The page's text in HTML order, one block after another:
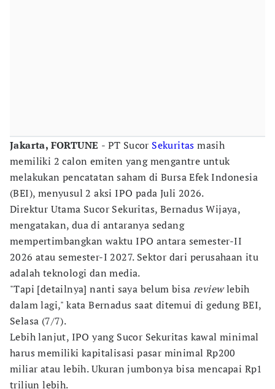
Jakarta, FORTUNE - PT Sucor Sekuritas masih
memiliki 2 calon emiten yang mengantre untuk
melakukan pencatatan saham di Bursa Efek Indonesia
(BEI), menyusul 2 aksi IPO pada Juli 2026.
Direktur Utama Sucor Sekuritas, Bernadus Wijaya,
mengatakan, dua di antaranya sedang
mempertimbangkan waktu IPO antara semester-II
2026 atau semester-I 2027. Sektor dari perusahaan itu
adalah teknologi dan media.
"Tapi [detailnya] nanti saya belum bisa reviewlebih
dalam lagi," kata Bernadus saat ditemui di gedung BEI,
Selasa (7/7).
Lebih lanjut, IPO yang Sucor Sekuritas kawal minimal
harus memiliki kapitalisasi pasar minimal Rp200
miliar atau lebih. Ukuran jumbonya bisa mencapai Rp1
triliun lebih.